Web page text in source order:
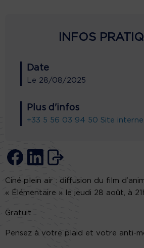
INFOS
Date
Le 28/08/2025
Plus d'infos
+33 5 56 03 94 50 Site
Ciné plein air : diffusion du film
« Élémentaire » le jeudi 28 août, à
Gratuit
Pensez à votre plaid et votre anti-